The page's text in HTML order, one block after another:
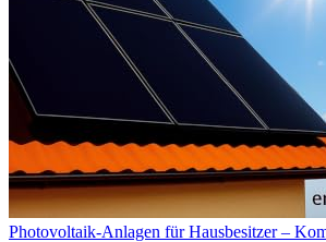
Photovoltaik-Anlagen für Hausbesitzer –